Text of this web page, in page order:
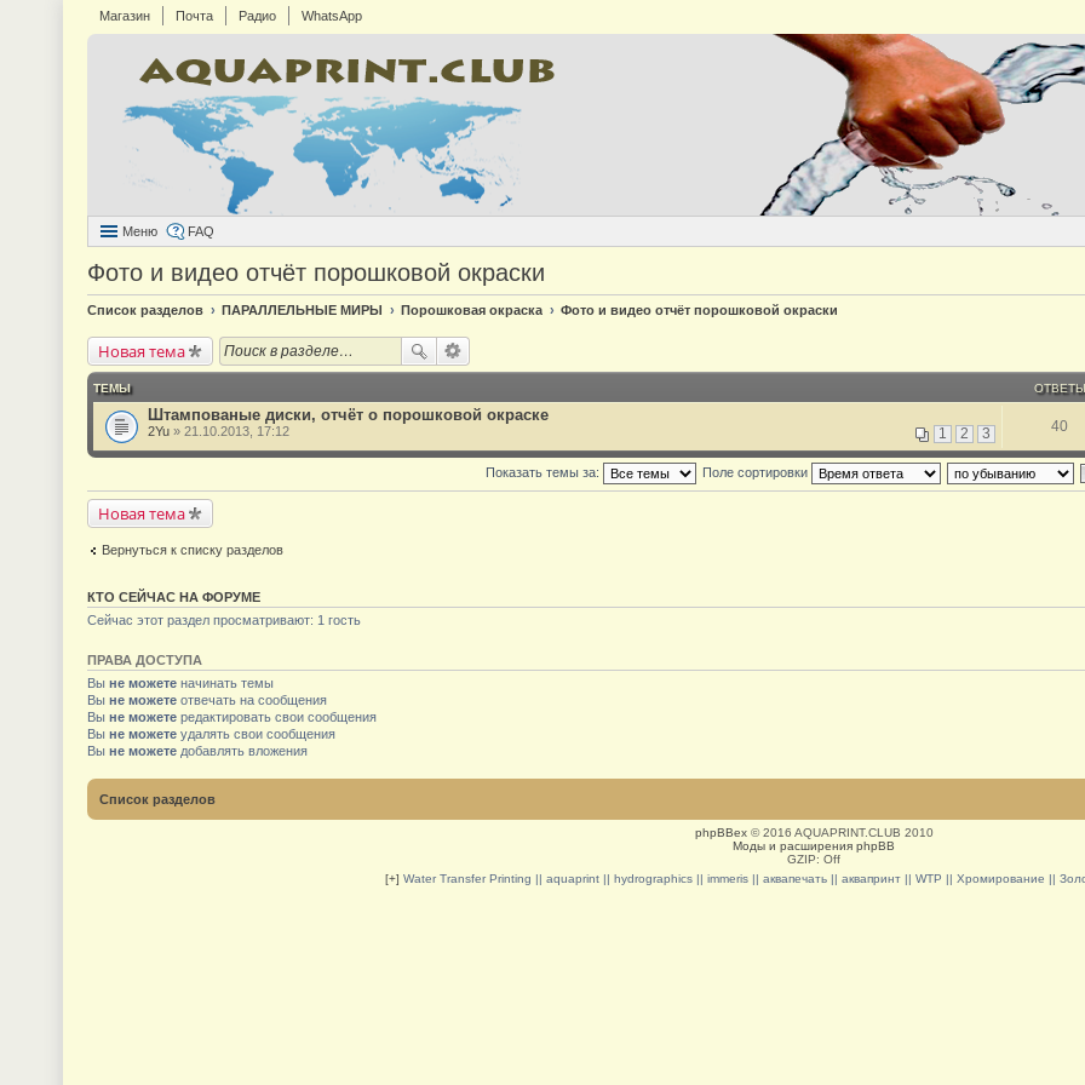
Магазин Почта Радио WhatsApp
Меню FAQ
Фото и видео отчёт порошковой окраски
Список разделов ПАРАЛЛЕЛЬНЫЕ МИРЫ Порошковая окраска Фото и видео отчёт порошковой окраски
Новая тема
ТЕМЫ ОТВЕТЫ
Штампованые диски, отчёт о порошковой окраске
1 2 3
2Yu » 21.10.2013, 17:12 40
Показать темы за: Поле сортировки
Новая тема
Вернуться к списку разделов
КТО СЕЙЧАС НА ФОРУМЕ
Сейчас этот раздел просматривают: 1 гость
ПРАВА ДОСТУПА
Вы не можете начинать темы
Вы не можете отвечать на сообщения
Вы не можете редактировать свои сообщения
Вы не можете удалять свои сообщения
Вы не можете добавлять вложения
Список разделов
phpBBex© 2016 AQUAPRINT.CLUB 2010
Моды и расширения phpBB
GZIP: Off
[+] Water Transfer Printing || aquaprint || hydrographics || immeris || аквапечать || аквапринт || WTP || Хромирование ||